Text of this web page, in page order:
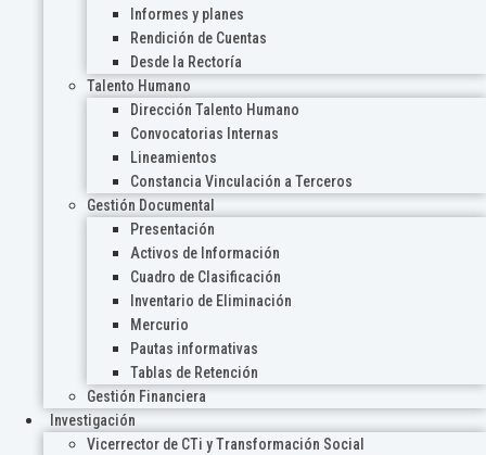
Informes y planes
Rendición de Cuentas
Desde la Rectoría
Talento Humano
Dirección Talento Humano
Convocatorias Internas
Lineamientos
Constancia Vinculación a Terceros
Gestión Documental
Presentación
Activos de Información
Cuadro de Clasificación
Inventario de Eliminación
Mercurio
Pautas informativas
Tablas de Retención
Gestión Financiera
Investigación
Vicerrector de CTi y Transformación Social